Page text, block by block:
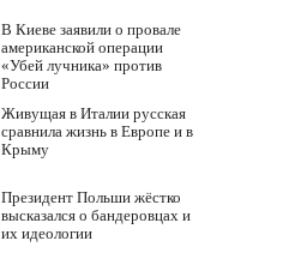
В Киеве заявили о провале
американской операции
«Убей лучника» против
России
Живущая в Италии русская
сравнила жизнь в Европе и в
Крыму
Президент Польши жёстко
высказался о бандеровцах и
их идеологии